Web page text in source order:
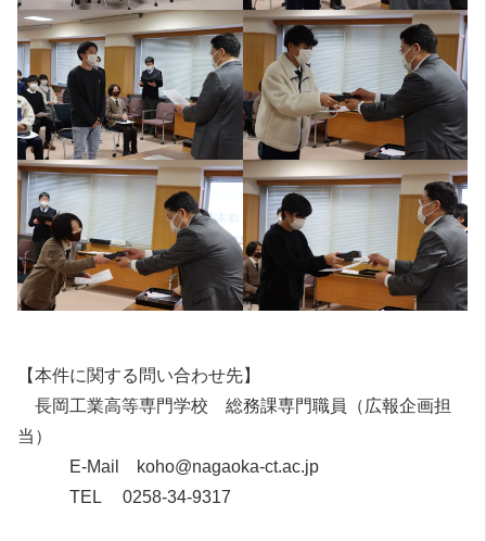
【本件に関する問い合わせ先】
長岡工業高等専門学校 総務課専門職員（広報企画担
当）
E-Mail koho@nagaoka-ct.ac.jp
TEL 0258-34-9317